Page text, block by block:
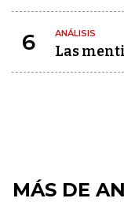
6 ANÁLISIS
Las
MÁS DE